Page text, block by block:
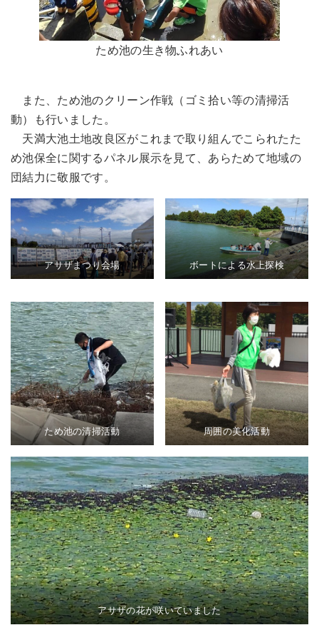
ため池の生き物ふれあい
また、ため池のクリーン作戦（ゴミ拾い等の清掃活
動）も行いました。
天満大池土地改良区がこれまで取り組んでこられたた
め池保全に関するパネル展示を見て、あらためて地域の
団結力に敬服です。
アサザまつり会場 ボートによる水上探検
ため池の清掃活動 周囲の美化活動
アサザの花が咲いていました